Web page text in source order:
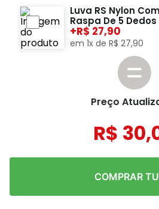
Luva RS Nylon
Raspa De 5 Dedos
+ 27,90
em 1x de R$ 27,90
Preço
R$ 30,
COMPRAR